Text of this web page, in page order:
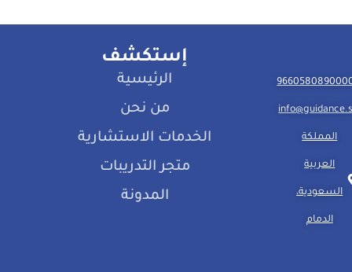
المملكة
العربية
السعودية،
الدمام
إستكشف
الرئيسية
من نحن
الخدمات الاستشارية
متجر التدريبات
المدونة